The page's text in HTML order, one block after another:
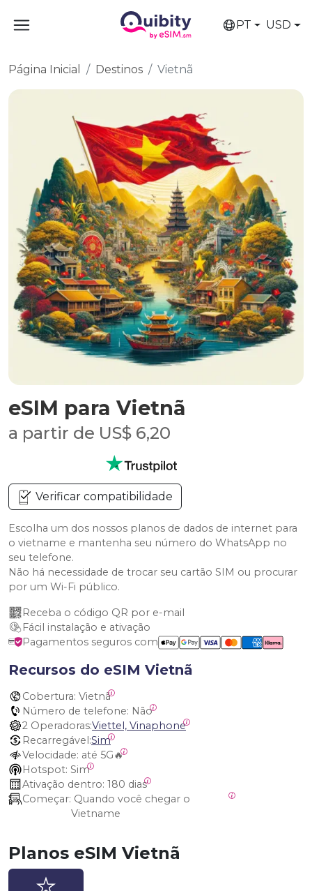
PT USD
Página Inicial Destinos Vietnã
eSIM para Vietnã
a partir de US$ 6,20
Verificar compatibilidade
Escolha um dos nossos planos de dados de internet para
o vietname e mantenha seu número do WhatsApp no
seu telefone.
Não há necessidade de trocar seu cartão SIM ou procurar
por um Wi-Fi público.
Receba o código QR por e-mail
Fácil instalação e ativação
Pagamentos seguros com
Recursos do eSIM Vietnã
Cobertura: Vietnã
Número de telefone: Não
2 Operadoras:Viettel, Vinaphone
Recarregável:Sim
Velocidade: até 5G🔥
Hotspot: Sim
Ativação dentro: 180 dias
Começar:
Vietname
Planos eSIM Vietnã